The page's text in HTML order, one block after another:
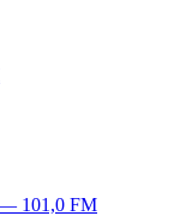
— 101,0 FM